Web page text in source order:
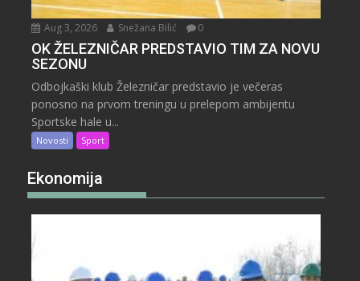
Aug 3, 2026 Snežana Bilić 0
OK ŽELEZNIČAR PREDSTAVIO TIM ZA NOVU
SEZONU
Odbojkaški klub Železničar predstavio je večeras
ponosno na prvom treningu u prelepom ambijentu
Sportske hale u...
Novosti Sport
Ekonomija